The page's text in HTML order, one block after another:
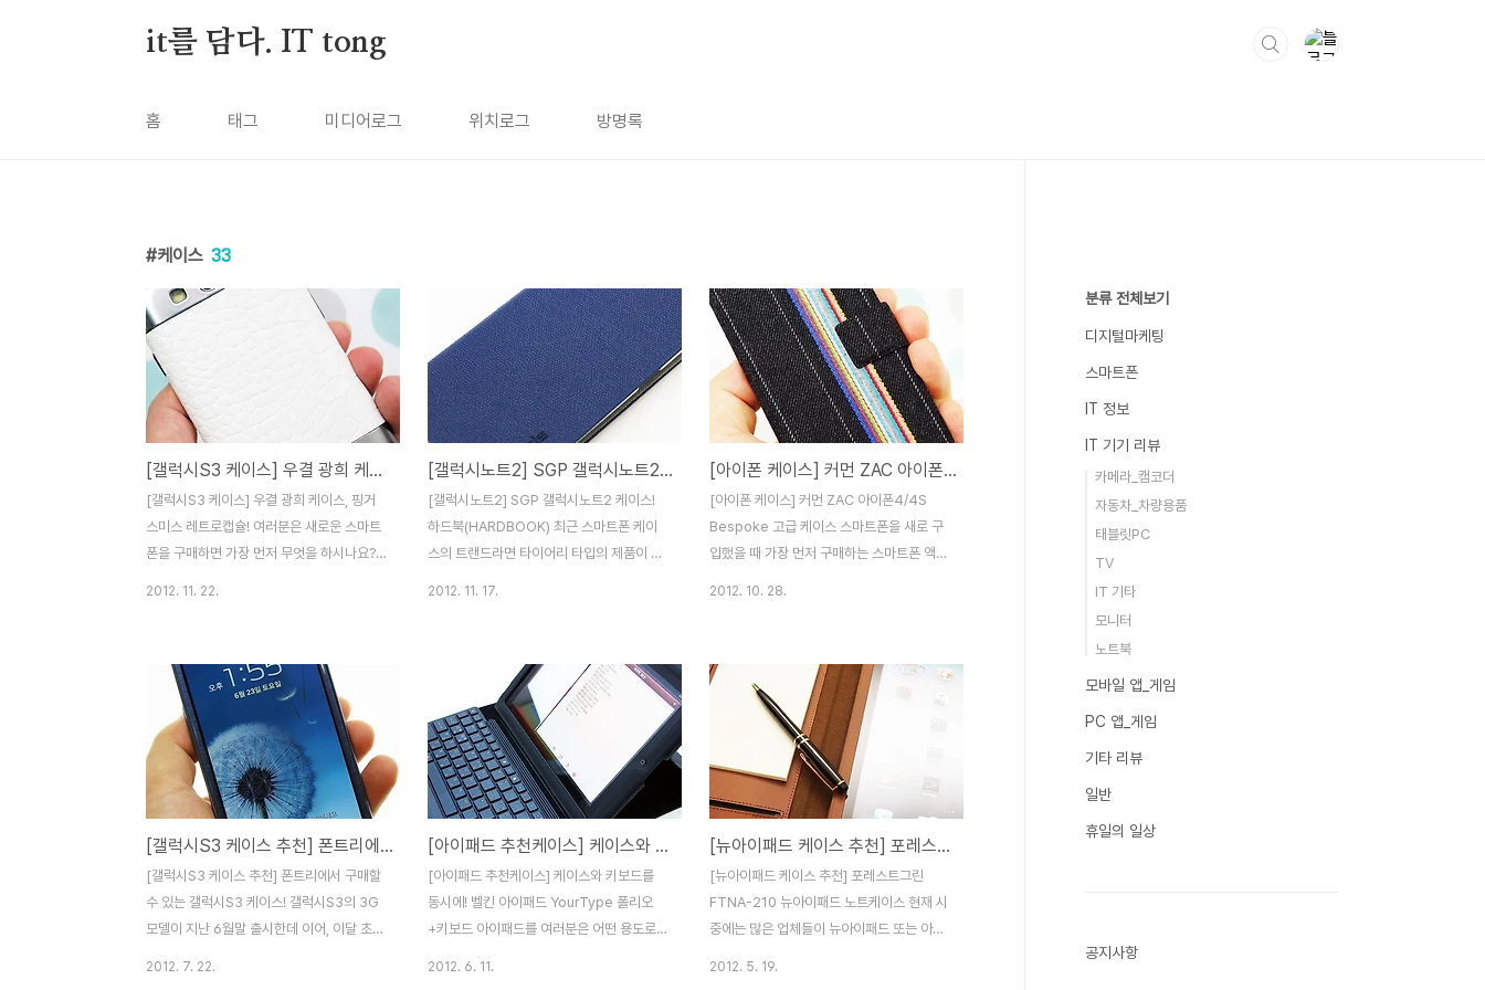
it를 담다. IT tong
홈 태그 미디어로그 위치로그 방명록
케이스 33
[갤럭시S3 케이스] 우결 광희 케이스, 핑거스미스 레트로캡슐!
[갤럭시S3 케이스] 우결 광희 케이스, 핑거
스미스 레트로캡슐! 여러분은 새로운 스마트
폰을 구매하면 가장 먼저 무엇을 하시나요?
일체감이 뛰어나고 디자인이 이쁜 핑거스미
스의 레트로캡슐 갤럭시S3 케이스입니다. 핑
거스미스 레트로캡슐 갤럭시S3 케이스는
MBC 예능 프로그램이죠. 우리결혼했어요
(이하 우결)에 출연중인 제국의 아이들 광희
가 사용하는 케이스로 유명한데요. 저도 지난
주 TV를 보다가 매같은 눈으로 케이스를 확
인할 수 있었습니다. 핑거스미스 갤럭시S3
레트로캡슐 케이스는 가죽재질의 색상과 재
질로 총 5가지(Wild Black, Sna..
2012. 11. 22.
[갤럭시노트2] SGP 갤럭시노트2 케이스! 하드북(HARDBOOK)
[갤럭시노트2] SGP 갤럭시노트2 케이스!
하드북(HARDBOOK) 최근 스마트폰 케이
스의 트랜드라면 타이어리 타입의 제품이 아
케이스를 비롯해 다양한 디바이스들을 편리
하게 사용할 수 있도록 제품을 제공하고 있는
SGP의 갤럭시노트2 케이스 하드북
(HARDBOOK)입니다. SGP 갤럭시노트2
케이스 하드북은 네이비, 라벤더, 스카이블
루, 아젤리아핑크 4가지 색상을 선택해 구매
할 수 있습니다. 갤럭시노트2 케이스 하드북
은 믿을 수 있는 SGP 제품답게 고급스럽고
깔끔한 디자인과 경쟁사 대비 저렴한 가격으
로 출시와 동시에 벌써 몇몇 색상은 이..
2012. 11. 17.
[아이폰 케이스] 커먼 ZAC 아이폰4/4S Bespoke 고급 케이스
[아이폰 케이스] 커먼 ZAC 아이폰4/4S
Bespoke 고급 케이스 스마트폰을 새로 구
입했을 때 가장 먼저 구매하는 스마트폰 액세
Collection을 비롯한 미국, 유럽에서 활동하
는 30여 명의 유명 디자이너의 패브릭으로
제작된 커먼회사의 제품입니다. 커먼은 Paul
Smith가 디자인한 패브릭으로 제작한 스마
트폰 케이스로 고급스러운 울(Wool) 소재의
촉감만으로 고급스러움을 느낄 수 있는 프리
미엄 케이스입니다. 영국의 디자이너 폴 스미
스는 탁월한 색채 감각과 유머 넘치는 디자인
으로 유명한데요. 제품을 받아보니 성별이나
나이대 상관없이 어느..
2012. 10. 28.
[갤럭시S3 케이스 추천] 폰트리에서 구매할 수 있는 갤럭시S3 케이스!
[갤럭시S3 케이스 추천] 폰트리에서 구매할
수 있는 갤럭시S3 케이스! 갤럭시S3의 3G
모델이 지난 6월말 출시한데 이어, 이달 초
2012. 7. 22.
[아이패드 추천케이스] 케이스와 키보드를 동시에! 벨킨 아이패드 YourType 폴리오+키보드
[아이패드 추천케이스] 케이스와 키보드를
동시에! 벨킨 아이패드 YourType 폴리오
+키보드 아이패드를 여러분은 어떤 용도로
2012. 6. 11.
[뉴아이패드 케이스 추천] 포레스트그린 FTNA-210 뉴아이패드 노트케이스
[뉴아이패드 케이스 추천] 포레스트그린
FTNA-210 뉴아이패드 노트케이스 현재 시
중에는 많은 업체들이 뉴아이패드 또는 아이
2012. 5. 19.
분류 전체보기
디지털마케팅
스마트폰
IT 정보
IT 기기 리뷰
카메라_캠코더
자동차_차량용품
태블릿PC
TV
IT 기타
모니터
노트북
모바일 앱_게임
PC 앱_게임
기타 리뷰
일반
휴일의 일상
공지사항